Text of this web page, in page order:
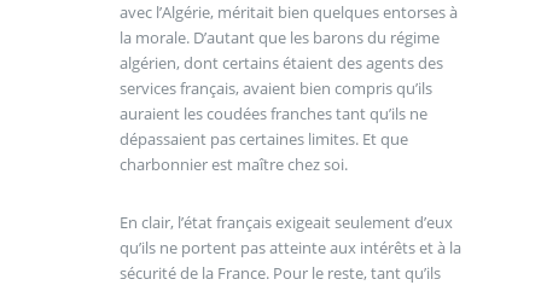
avec l’Algérie, méritait bien quelques entorses à
la morale. D’autant que les barons du régime
algérien, dont certains étaient des agents des
services français, avaient bien compris qu’ils
auraient les coudées franches tant qu’ils ne
dépassaient pas certaines limites. Et que
charbonnier est maître chez soi.
En clair, l’état français exigeait seulement d’eux
qu’ils ne portent pas atteinte aux intérêts et à la
sécurité de la France. Pour le reste, tant qu’ils